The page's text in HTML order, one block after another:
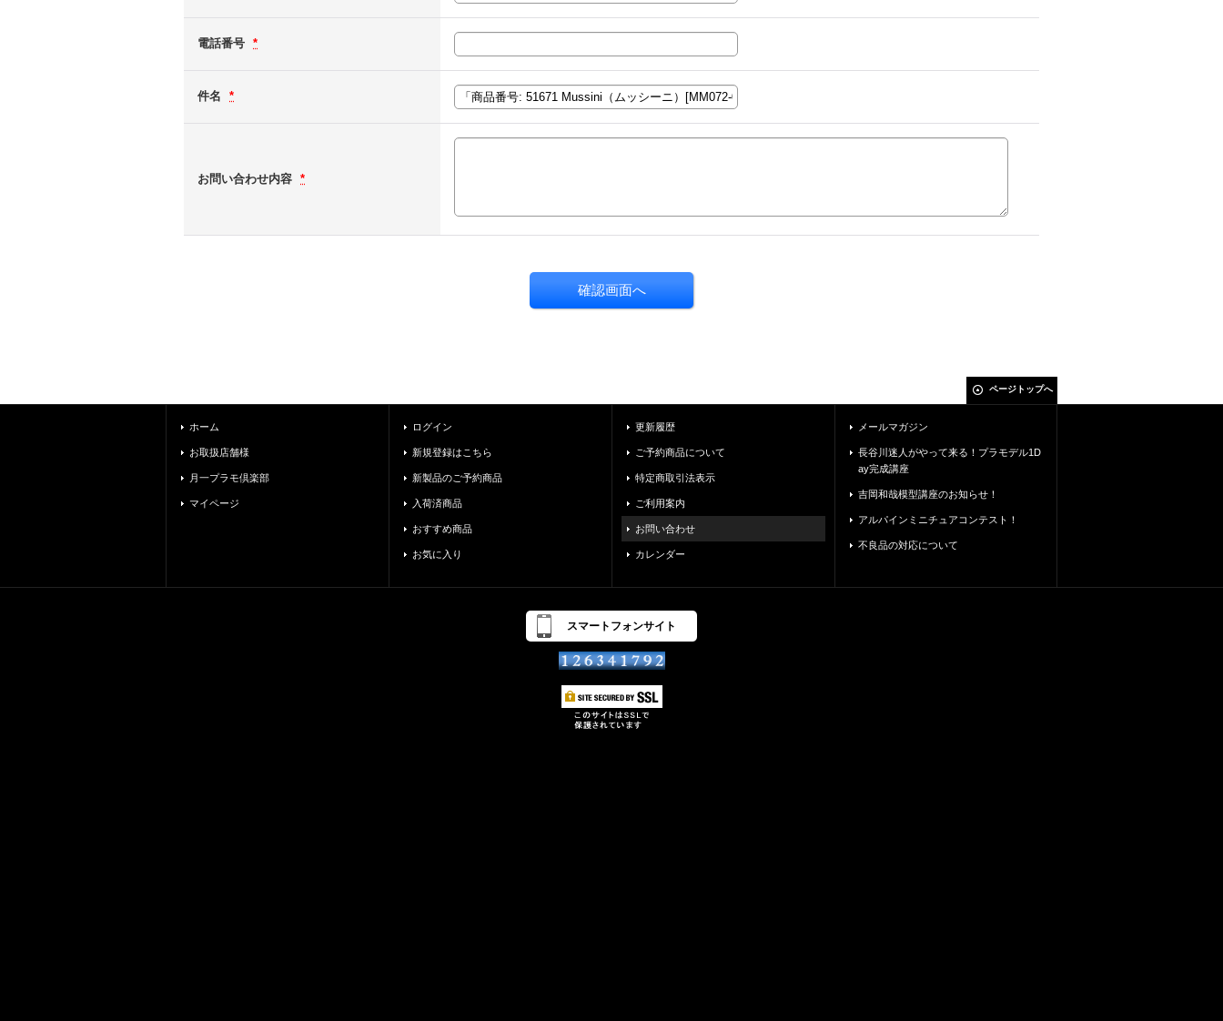
電話番号 *
件名 *
お問い合わせ内容 *
ページトップへ
ホーム
お取扱店舗様
月一プラモ倶楽部
マイページ
ログイン
新規登録はこちら
新製品のご予約商品
入荷済商品
おすすめ商品
お気に入り
更新履歴
ご予約商品について
特定商取引法表示
ご利用案内
お問い合わせ
カレンダー
メールマガジン
長谷川迷人がやって来る！プラモデル1D
ay完成講座
吉岡和哉模型講座のお知らせ！
アルパインミニチュアコンテスト！
不良品の対応について
スマートフォンサイト